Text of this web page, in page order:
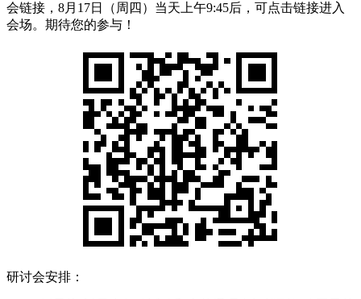
会链接，8月17日（周四）当天上午9:45后，可点击链接进入
会场。期待您的参与！
研讨会安排：